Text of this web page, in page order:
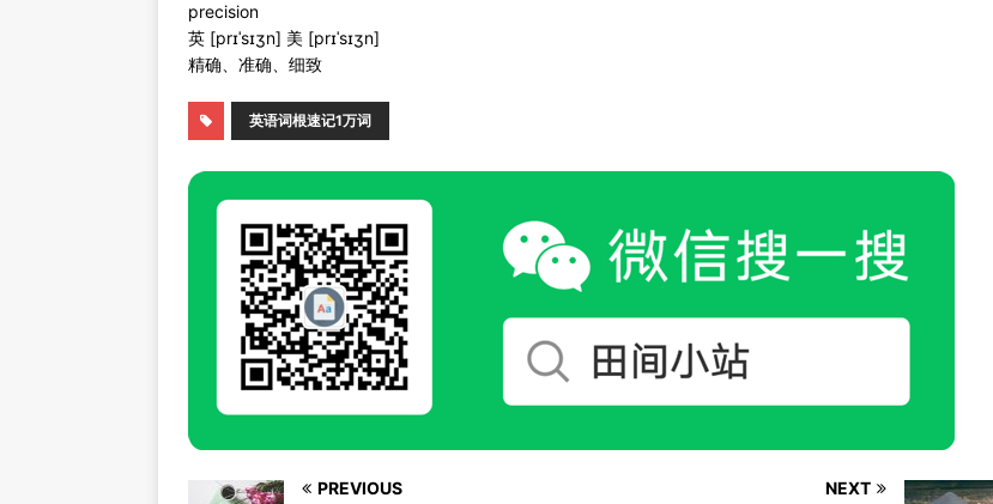
precision
英 [prɪˈsɪʒn] 美 [prɪˈsɪʒn]
精确、准确、细致
英语词根速记1万词
PREVIOUS NEXT